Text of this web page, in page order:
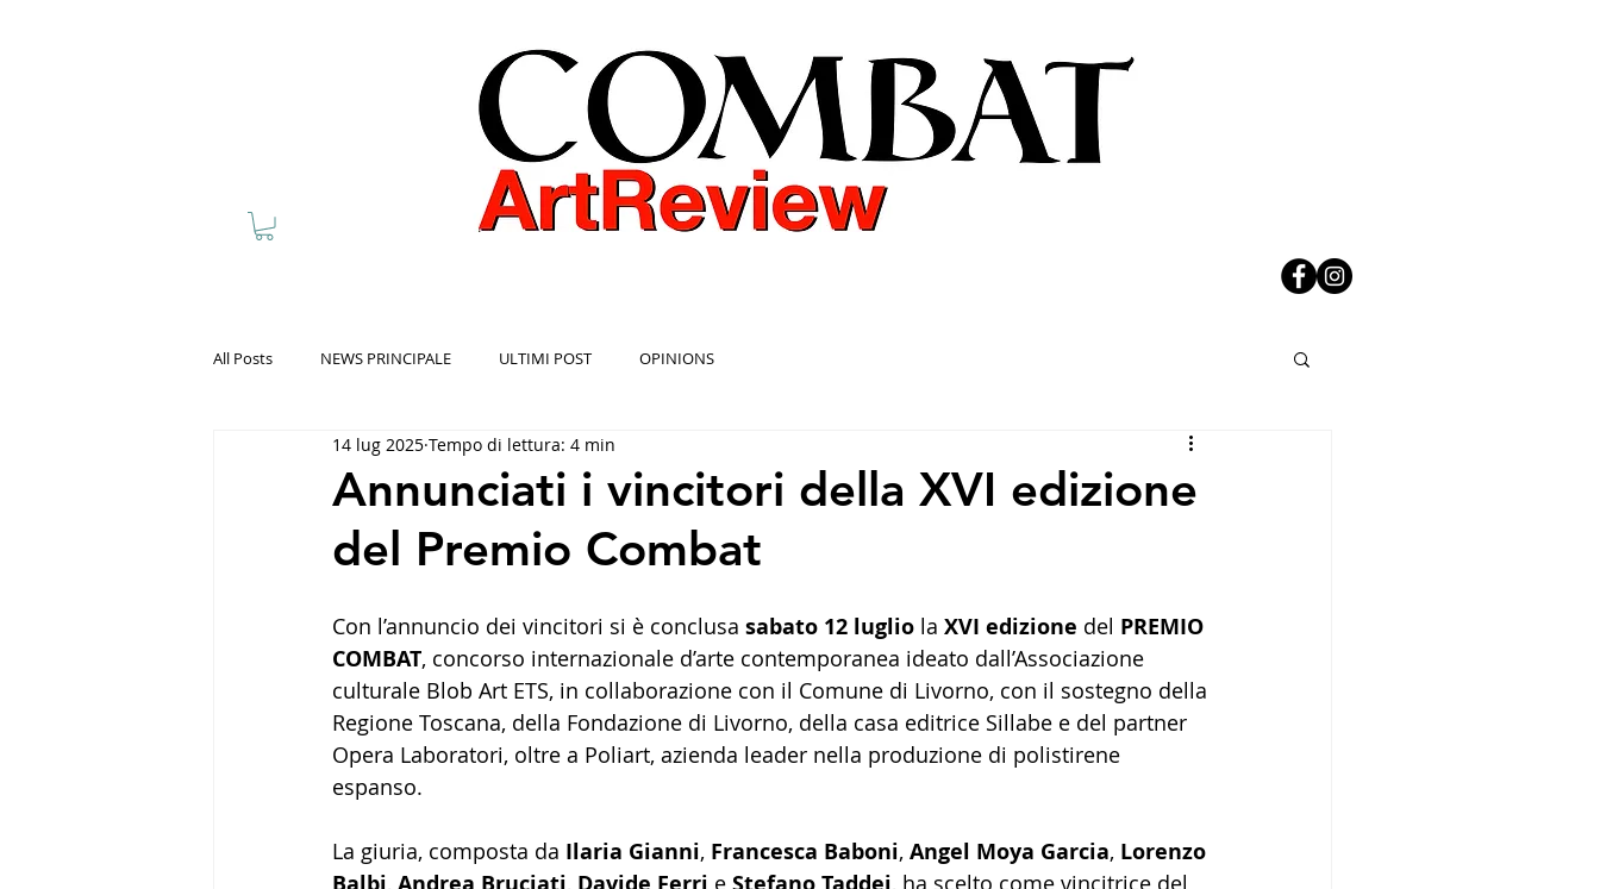
All Posts NEWS PRINCIPALE ULTIMI POST OPINIONS
Annunciati i vincitori della XVI edizione
del Premio Combat
14 lug 2025 Tempo di lettura: 4 min
Con l’annuncio dei vincitori si è conclusa sabato 12 luglio la XVI edizione del PREMIO
COMBAT, concorso internazionale d’arte contemporanea ideato dall’Associazione
culturale Blob Art ETS, in collaborazione con il Comune di Livorno, con il sostegno della
Regione Toscana, della Fondazione di Livorno, della casa editrice Sillabe e del partner
Opera Laboratori, oltre a Poliart, azienda leader nella produzione di polistirene
espanso.
La giuria, composta da Ilaria Gianni, Francesca Baboni, Angel Moya Garcia, Lorenzo
Balbi, Andrea Bruciati, Davide Ferri e Stefano Taddei, ha scelto come vincitrice del